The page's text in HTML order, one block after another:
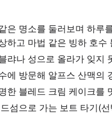
은 명소를 둘러보며 하루
하고 마법 같은 빙하 호
랴나 성으로 올라가 잊지
에 방문해 알프스 산맥의
한 블레드 크림 케이크를
섬으로 가는 보트 타기(